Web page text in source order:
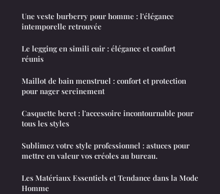
Une veste burberry pour homme : l'élégance
intemporelle retrouvée
Le legging en simili cuir : élégance et confort
réunis
Maillot de bain menstruel : confort et protection
pour nager sereinement
Casquette beret : l'accessoire incontournable pour
tous les styles
Sublimez votre style professionnel : astuces pour
mettre en valeur vos créoles au bureau.
Les Matériaux Essentiels et Tendance dans la Mode
Homme